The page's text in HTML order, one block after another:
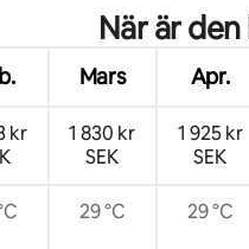
När är
Mars Apr.
kr
1 830 kr
SEK
1 925 kr
SEK
29 °C 29 °C